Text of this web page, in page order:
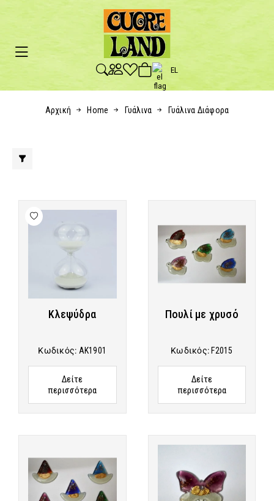
EL
Αρχική Home Γυάλινα Γυάλινα Διάφορα
Κλεψύδρα
Κωδικός: AK1901
Δείτε
περισσότερα
Πουλί με χρυσό
Κωδικός:F2015
Δείτε
περισσότερα